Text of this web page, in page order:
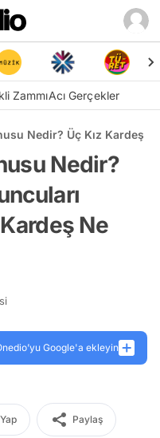
ZammıAcı Gerçekler
Nedir? Üç Kız Kardeş
Nedir?
Ne
Google'a ekleyin
Paylaş